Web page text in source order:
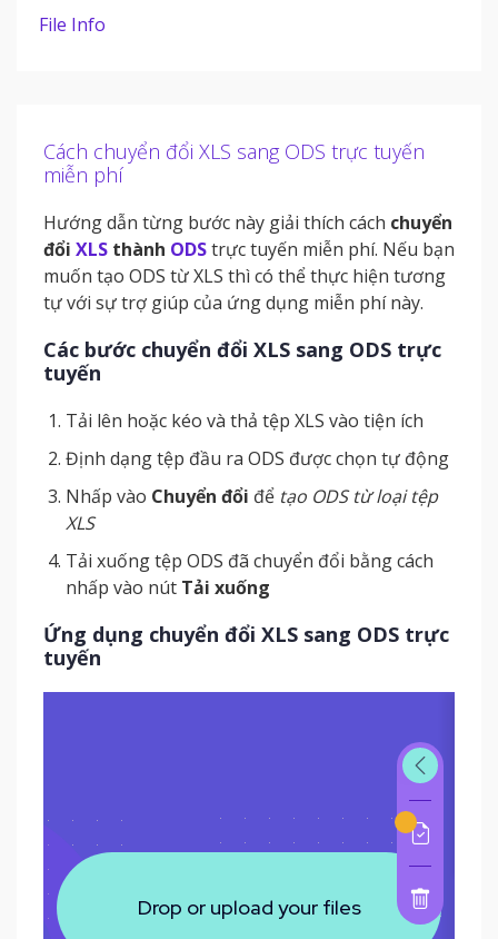
File Info
Cách chuyển đổi XLS sang ODS trực tuyến
miễn phí
Hướng dẫn từng bước này giải thích cách chuyển
đổi XLS thành ODStrực tuyến miễn phí. Nếu bạn
muốn tạo ODS từ XLS thì có thể thực hiện tương
tự với sự trợ giúp của ứng dụng miễn phí này.
Các bước chuyển đổi XLS sang ODS trực
tuyến
Tải lên hoặc kéo và thả tệp XLS vào tiện ích
Định dạng tệp đầu ra ODS được chọn tự động
Nhấp vào Chuyển đổi để tạo ODS từ loại tệp
XLS
Tải xuống tệp ODS đã chuyển đổi bằng cách
nhấp vào nút Tải xuống
Ứng dụng chuyển đổi XLS sang ODS trực
tuyến